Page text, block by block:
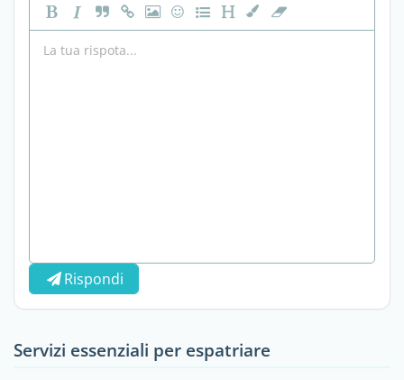
Rispondi
Servizi essenziali per espatriare